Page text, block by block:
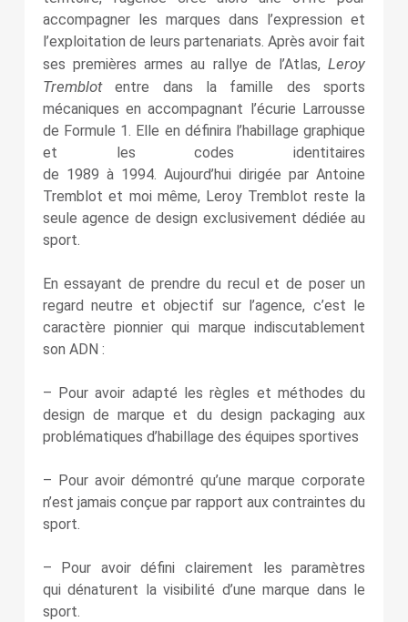
accompagner les marques dans l’expression et
l’exploitation de leurs partenariats. Après avoir fait
ses premières armes au rallye de l’Atlas,Leroy
Tremblotentre dans la famille des sports
mécaniques en accompagnant l’écurie Larrousse
de Formule 1. Elle en définira l’habillage graphique
et les codes identitaires
de 1989 à 1994. Aujourd’hui dirigée par Antoine
Tremblot et moi même, Leroy Tremblot reste la
seule agence de design exclusivement dédiée au
sport.
En essayant de prendre du recul et de poser un
regard neutre et objectif sur l’agence, c’est le
caractère pionnier qui marque indiscutablement
son ADN :
– Pour avoir adapté les règles et méthodes du
design de marque et du design packaging aux
problématiques d’habillage des équipes sportives
– Pour avoir démontré qu’une marque corporate
n’est jamais conçue par rapport aux contraintes du
sport.
– Pour avoir défini clairement les paramètres
qui dénaturent la visibilité d’une marque dans le
sport.